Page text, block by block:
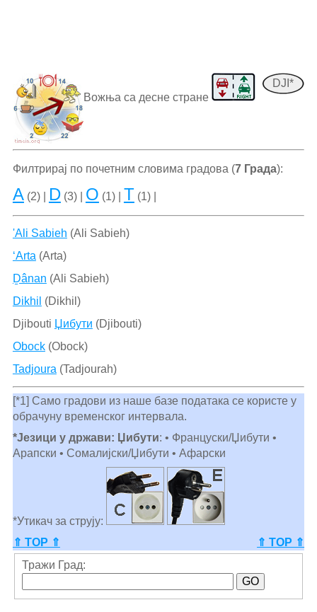
DJI*
Вожња са десне стране
Филтрирај по почетним словима градова (7 Града):
A(2) | D(3) | O (1) | T (1) |
'Ali Sabieh (Ali Sabieh)
‘Arta (Arta)
Ḏânan (Ali Sabieh)
Dikhil (Dikhil)
Djibouti Џибути (Djibouti)
Obock(Obock)
Tadjoura (Tadjourah)
[*1] Само градови из наше базе података се користе у
обрачуну временског интервала.
*Језици у држави: Џибути: • Француски/Џибути •
Арапски • Сомалијски/Џибути • Афарски
*Утикач за струју:
⇑ TOP ⇑
⇑ TOP ⇑
Тражи Град: